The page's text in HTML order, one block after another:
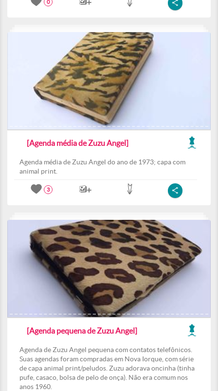
0
[Agenda média de Zuzu Angel]
Agenda média de Zuzu Angel do ano de 1973; capa com
animal print.
3
[Agenda pequena de Zuzu Angel]
Agenda de Zuzu Angel pequena com contatos telefônicos.
Suas agendas foram compradas em Nova Iorque, com série
de capa animal print/peludos. Zuzu adorava oncinha (tinha
pufe, casaco, bolsa de pelo de onça). Não era comum nos
anos 1960.